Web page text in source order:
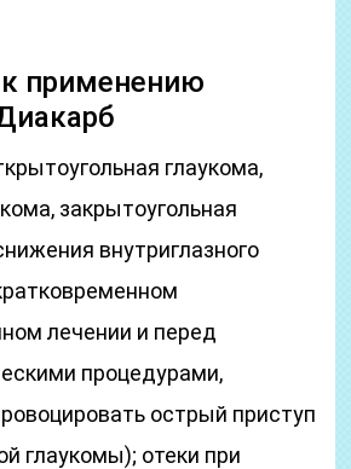
применению
глаукома,
закрытоугольная
внутриглазного
лечении и перед
процедурами,
острый приступ
глаукомы); отеки при